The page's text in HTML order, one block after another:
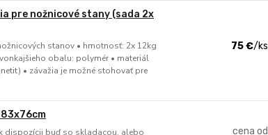
pre nožnicové stany (sada 2x
stanov • hmotnosť: 2x 12kg
obalu: polymér • materiál
• závažia je možné stohovať pre
75 €/ks
dispozícii buď so skladacou, alebo
cena od